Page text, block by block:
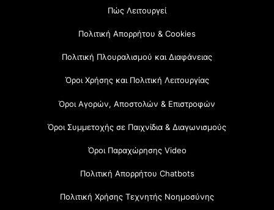
Πώς Λειτουργεί
Πολιτική Απορρήτου & Cookies
Πολιτική Πλουραλισμού και Διαφάνειας
Όροι Χρήσης και Πολιτική Λειτουργίας
Όροι Αγορών, Αποστολών & Επιστροφών
Όροι Συμμετοχής σε Παιχνίδια & Διαγωνισμούς
Όροι Παραχώρησης Video
Πολιτική Απορρήτου Chatbots
Πολιτική Χρήσης Τεχνητής Νοημοσύνης